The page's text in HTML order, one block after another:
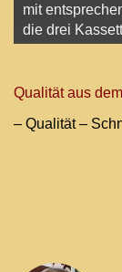
mit
die drei
Qualität aus
– Qualität –